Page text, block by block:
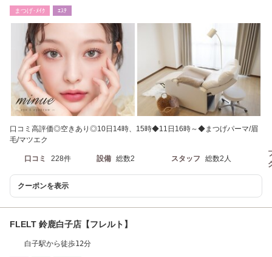
まつげ･ﾒｲｸ ｴｽﾃ
口コミ高評価◎空きあり◎10日14時、15時◆11日16時～◆まつげパーマ/眉
毛/マツエク
口コミ 228件 設備 総数2 スタッフ 総数2人
クーポンを表示
FLELT 鈴鹿白子店【フレルト】
白子駅から徒歩12分